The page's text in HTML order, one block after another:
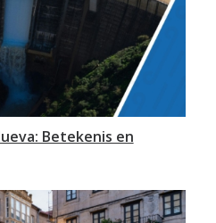
Betekenis en